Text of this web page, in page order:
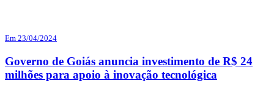
Em 23/04/2024
Governo de Goiás anuncia investimento de R$ 24
milhões para apoio à inovação tecnológica